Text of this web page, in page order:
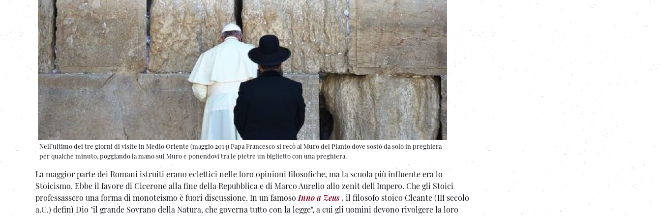
Nell’ultimo dei tre giorni di visite in Medio Oriente (maggio 2014) Papa Francesco si recò al Muro del Pianto dove sostò da solo in preghiera
per qualche minuto, poggiando la mano sul Muro e ponendovi tra le pietre un biglietto con una preghiera.
La maggior parte dei Romani istruiti erano eclettici nelle loro opinioni filosofiche, ma la scuola più influente era lo
Stoicismo. Ebbe il favore di Cicerone alla fine della Repubblica e di Marco Aurelio allo zenit dell'Impero. Che gli Stoici
professassero una forma di monoteismo è fuori discussione. In un famosoInno a Zeus, il filosofo stoico Cleante (III secolo
a.C.) definì Dio "il grande Sovrano della Natura, che governa tutto con la legge", a cui gli uomini devono rivolgere la loro